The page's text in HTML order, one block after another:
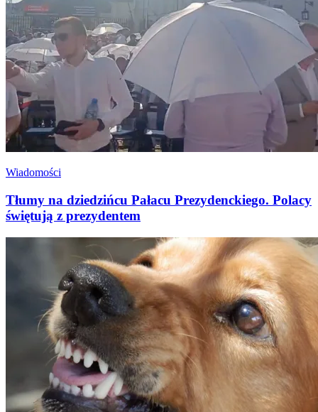
Wiadomości
Tłumy na dziedzińcu Pałacu Prezydenckiego. Polacy
świętują z prezydentem